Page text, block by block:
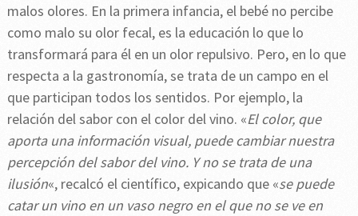
malos olores. En la primera infancia, el bebé no percibe
como malo su olor fecal, es la educación lo que lo
transformará para él en un olor repulsivo. Pero, en lo que
respecta a la gastronomía, se trata de un campo en el
que participan todos los sentidos. Por ejemplo, la
relación del sabor con el color del vino. «El color, que
aporta una información visual, puede cambiar nuestra
percepción del sabor del vino. Y no se trata de una
ilusión«, recalcó el científico, expicando que «se puede
catar un vino en un vaso negro en el que no se ve en